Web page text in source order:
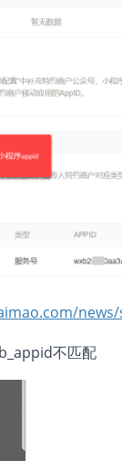
不匹配